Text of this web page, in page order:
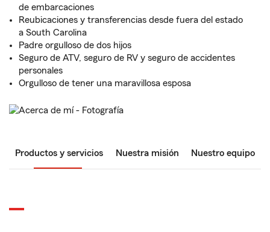
de embarcaciones
Reubicaciones y transferencias desde fuera del estado
a South Carolina
Padre orgulloso de dos hijos
Seguro de ATV, seguro de RV y seguro de accidentes
personales
Orgulloso de tener una maravillosa esposa
Productos y servicios Nuestra misión Nuestro equipo